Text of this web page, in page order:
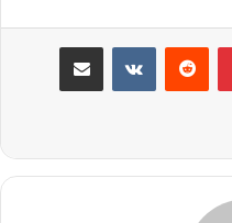
بينتيريست
مشاركة عبر البريد